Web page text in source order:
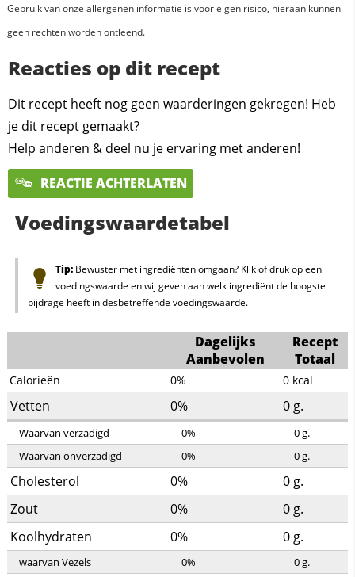
Gebruik van onze allergenen informatie is voor eigen risico, hieraan kunnen
geen rechten worden ontleend.
Reacties op dit recept
Dit recept heeft nog geen waarderingen gekregen! Heb
je dit recept gemaakt?
Help anderen & deel nu je ervaring met anderen!
REACTIE ACHTERLATEN
Voedingswaardetabel
Tip:Bewuster met ingrediënten omgaan? Klik of druk op een
voedingswaarde en wij geven aan welk ingrediënt de hoogste
bijdrage heeft in desbetreffende voedingswaarde.
Dagelijks
Aanbevolen
Recept
Totaal
Calorieën 0% 0 kcal
Vetten 0% 0g.
Waarvan verzadigd 0% 0g.
Waarvan onverzadigd
0% 0g.
Cholesterol 0% 0g.
Zout
0% 0g.
Koolhydraten
0% 0g.
waarvan Vezels 0% 0g.